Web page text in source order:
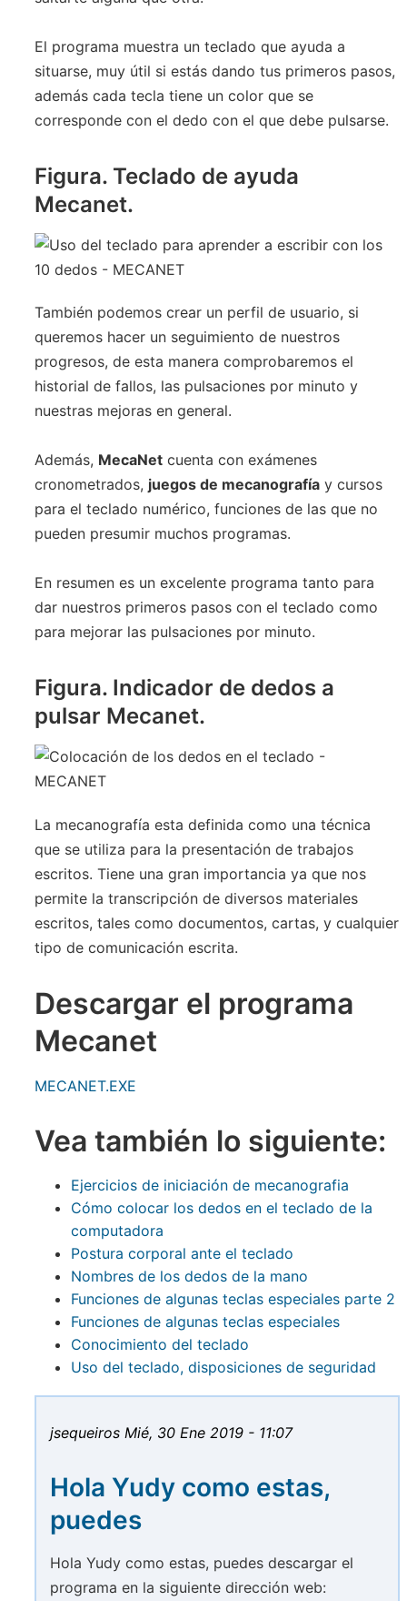
El programa muestra un teclado que ayuda a
situarse, muy útil si estás dando tus primeros pasos,
además cada tecla tiene un color que se
corresponde con el dedo con el que debe pulsarse.
Figura. Teclado de ayuda
Mecanet.
También podemos crear un perfil de usuario, si
queremos hacer un seguimiento de nuestros
progresos, de esta manera comprobaremos el
historial de fallos, las pulsaciones por minuto y
nuestras mejoras en general.
Además, MecaNet cuenta con exámenes
cronometrados, juegos de mecanografía y cursos
para el teclado numérico, funciones de las que no
pueden presumir muchos programas.
En resumen es un excelente programa tanto para
dar nuestros primeros pasos con el teclado como
para mejorar las pulsaciones por minuto.
Figura. Indicador de dedos a
pulsar Mecanet.
La mecanografía esta definida como una técnica
que se utiliza para la presentación de trabajos
escritos. Tiene una gran importancia ya que nos
permite la transcripción de diversos materiales
escritos, tales como documentos, cartas, y cualquier
tipo de comunicación escrita.
Descargar el programa
Mecanet
MECANET.EXE
Vea también lo siguiente:
Ejercicios de iniciación de mecanografia
Cómo colocar los dedos en el teclado de la
computadora
Postura corporal ante el teclado
Nombres de los dedos de la mano
Funciones de algunas teclas especiales parte 2
Funciones de algunas teclas especiales
Conocimiento del teclado
Uso del teclado, disposiciones de seguridad
jsequeiros Mié, 30 Ene 2019 - 11:07
Hola Yudy como estas,
puedes
Hola Yudy como estas, puedes descargar el
programa en la siguiente dirección web: